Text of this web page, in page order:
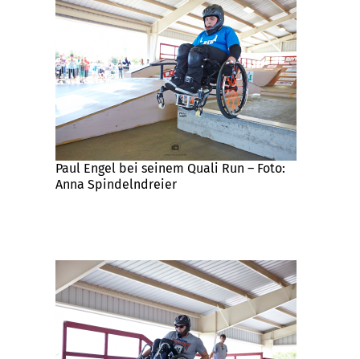
Paul Engel bei seinem Quali Run – Foto:
Anna Spindelndreier